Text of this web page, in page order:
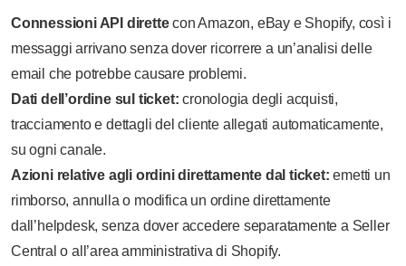
Connessioni API direttecon Amazon, eBay e Shopify, così i
messaggi arrivano senza dover ricorrere a un’analisi delle
email che potrebbe causare problemi.
Dati dell’ordine sul ticket: cronologia degli acquisti,
tracciamento e dettagli del cliente allegati automaticamente,
su ogni canale.
Azioni relative agli ordini direttamente dal ticket: emetti un
rimborso, annulla o modifica un ordine direttamente
dall’helpdesk, senza dover accedere separatamente a Seller
Central o all’area amministrativa di Shopify.